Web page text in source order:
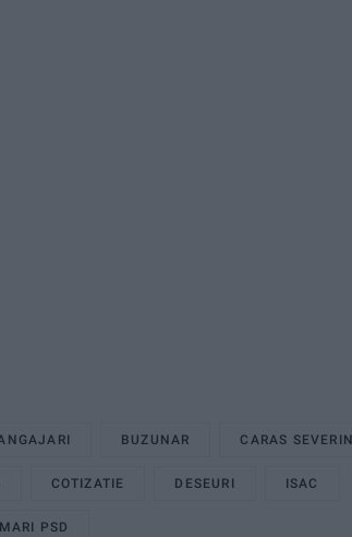
BUZUNAR CARAS SEVERIN
COTIZATIE DESEURI ISAC
PSD